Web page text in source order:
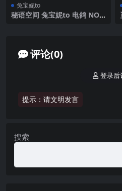
兔宝妮to
秘语空间 兔宝妮to 电鸽 NO.0
评论(0)
提示：请文明发言
登录后
搜索